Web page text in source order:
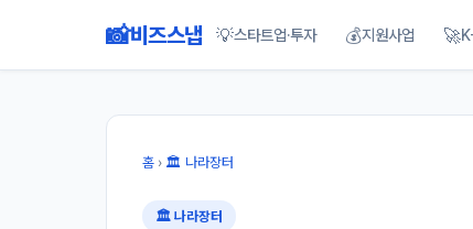
📸비즈스냅 💡스타트업·투자 💰지원사업 🚀
홈 › 🏛 나라장터
🏛 나라장터